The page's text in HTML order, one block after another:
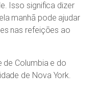
Isso significa dizer
manhã pode ajudar
nas refeições ao
de Columbia e do
de Nova York.